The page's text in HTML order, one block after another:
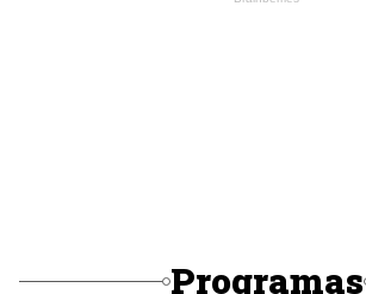
Programas